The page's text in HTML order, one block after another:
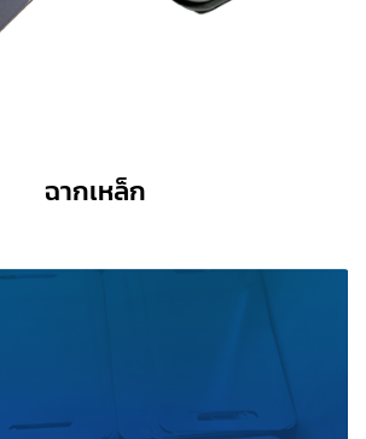
ฉากเหล็ก